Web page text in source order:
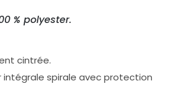
% polyester.
cintrée.
intégrale spirale avec protection